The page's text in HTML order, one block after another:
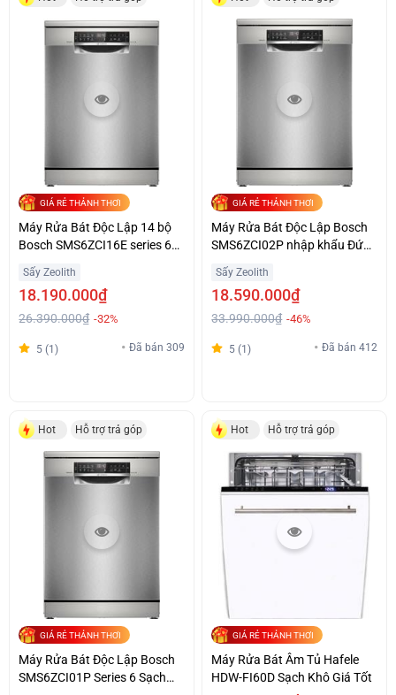
GIÁ RẺ THẢNH THƠI
Máy Rửa Bát Độc Lập 14 bộ
Bosch SMS6ZCI16E series 6
Sạch Khô Hoàn Hảo
Sấy Zeolith
18.190.000₫
26.390.000₫ -32%
5 (1) Đã bán 309
GIÁ RẺ THẢNH THƠI
Máy Rửa Bát Độc Lập Bosch
SMS6ZCI02P nhập khẩu Đức,
Series 6, sấy Zeolith
Sấy Zeolith
18.590.000₫
33.990.000₫ -46%
5 (1) Đã bán 412
Hot Hỗ trợ trả góp
GIÁ RẺ THẢNH THƠI
Máy Rửa Bát Độc Lập Bosch
SMS6ZCI01P Series 6 Sạch
Hot Hỗ trợ trả góp
GIÁ RẺ THẢNH THƠI
Máy Rửa Bát Âm Tủ Hafele
HDW-FI60D Sạch Khô Giá Tốt